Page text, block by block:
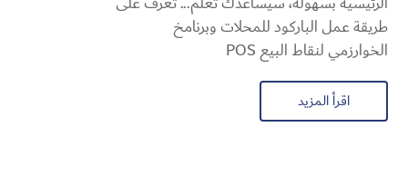
طريقة عمل الباركود للمحلات وبرنامخ
الخوارزمي لنقاط البيع POS
اقرأ المزيد